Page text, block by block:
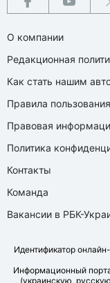
О компании
Редакционная
Как стать нашим
Правила пользования
Правовая
Политика
Контакты
Команда
Вакансии в РБК-
Идентификатор
Информационный
(украинскую,